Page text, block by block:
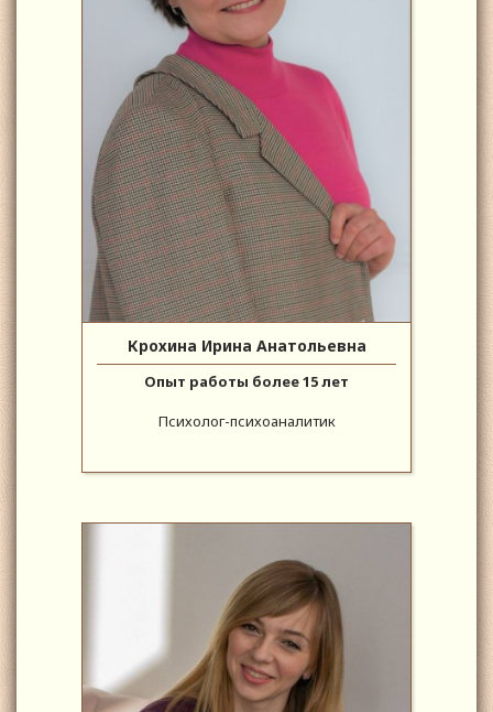
Крохина Ирина Анатольевна
Опыт работы более 15 лет
Психолог-психоаналитик